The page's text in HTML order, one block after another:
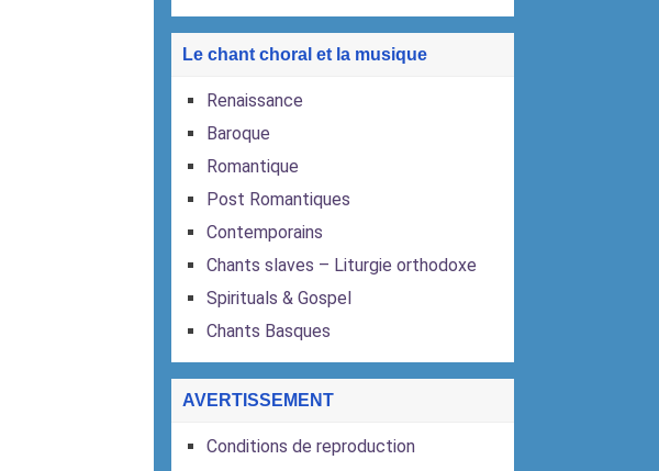
Le chant choral et la musique
Renaissance
Baroque
Romantique
Post Romantiques
Contemporains
Chants slaves – Liturgie orthodoxe
Spirituals & Gospel
Chants Basques
AVERTISSEMENT
Conditions de reproduction